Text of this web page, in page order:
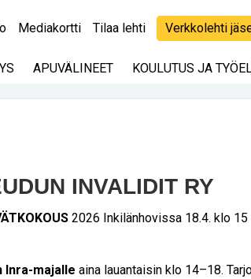
Mediakortti Tilaa lehti Verkkolehti
APUVÄLINEET KOULUTUS JA
INVALIDIT RY
2026 Inkilänhovissa 18.4. klo 15
Inra-majalle aina lauantaisin klo 14–18.